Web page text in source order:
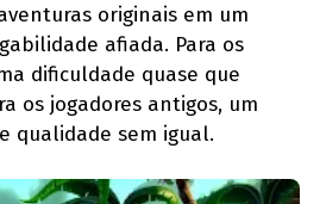
originais em um
afiada. Para os
dificuldade quase que
os jogadores antigos, um
qualidade sem igual.